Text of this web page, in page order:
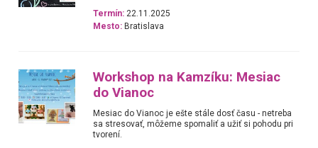
Termín: 22.11.2025
Mesto: Bratislava
Workshop na Kamzíku: Mesiac
do Vianoc
Mesiac do Vianoc je ešte stále dosť času - netreba
sa stresovať, môžeme spomaliť a užiť si pohodu pri
tvorení.